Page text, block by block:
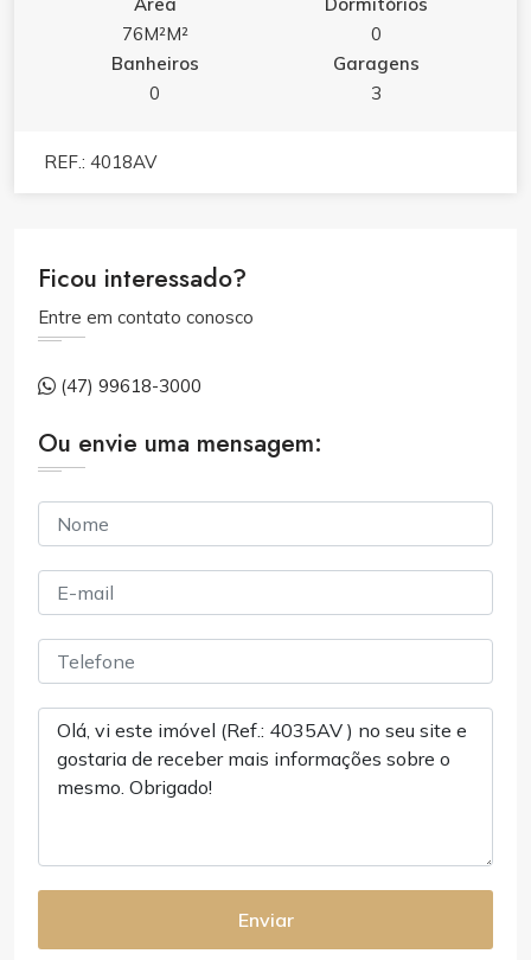
76M²M²
0
Banheiros
0
Garagens
3
REF.: 4018AV
Ficou interessado?
Entre em contato conosco
(47) 99618-3000
Ou envie uma mensagem:
Enviar